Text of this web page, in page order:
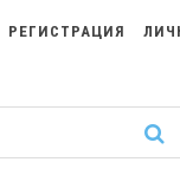
РЕГИСТРАЦИЯ